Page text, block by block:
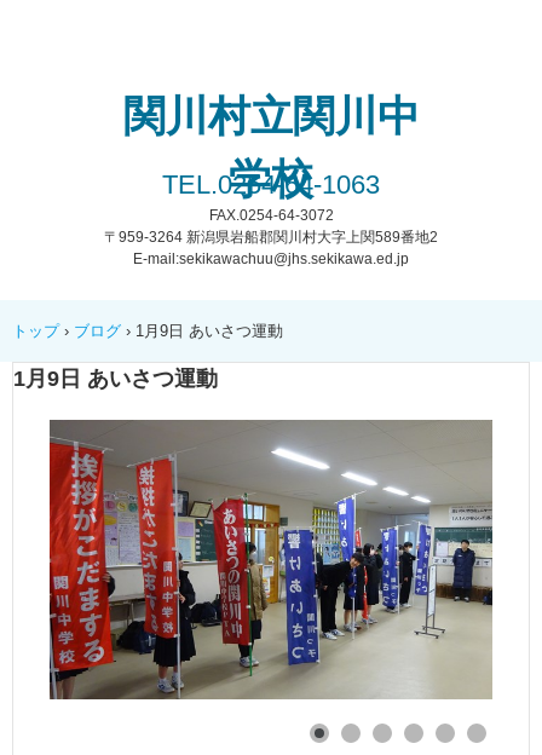
関川村立関川中
学校
TEL.0254-64-1063
FAX.0254-64-3072
〒959-3264 新潟県岩船郡関川村大字上関589番地2
E-mail:sekikawachuu@jhs.sekikawa.ed.jp
トップ › ブログ › 1月9日 あいさつ運動
1月9日 あいさつ運動